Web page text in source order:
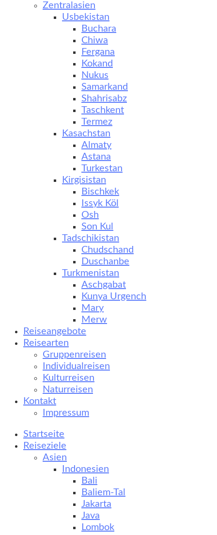
Zentralasien
Usbekistan
Buchara
Chiwa
Fergana
Kokand
Nukus
Samarkand
Shahrisabz
Taschkent
Termez
Kasachstan
Almaty
Astana
Turkestan
Kirgisistan
Bischkek
Issyk Köl
Osh
Son Kul
Tadschikistan
Chudschand
Duschanbe
Turkmenistan
Aschgabat
Kunya Urgench
Mary
Merw
Reiseangebote
Reisearten
Gruppenreisen
Individualreisen
Kulturreisen
Naturreisen
Kontakt
Impressum
Startseite
Reiseziele
Asien
Indonesien
Bali
Baliem-Tal
Jakarta
Java
Lombok